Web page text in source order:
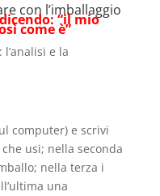
con l’imballaggio
“il mio
come è”
e la
computer) e scrivi
usi; nella seconda
nella terza i
una